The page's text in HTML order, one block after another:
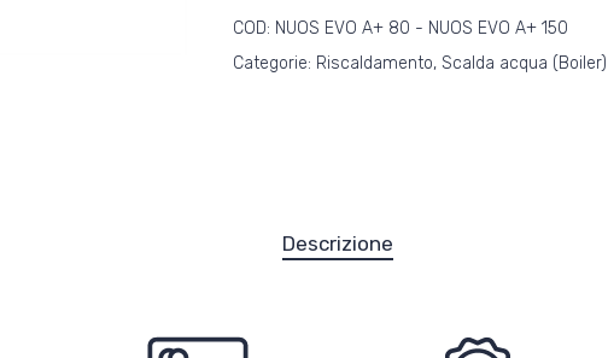
COD: NUOS EVO A+ 80 - NUOS EVO A+ 150
Categorie: Riscaldamento, Scalda acqua (Boiler)
Descrizione